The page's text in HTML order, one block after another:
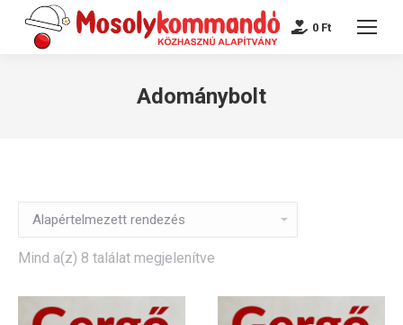
0 Ft
Adománybolt
Mind a(z) 8 találat megjelenítve